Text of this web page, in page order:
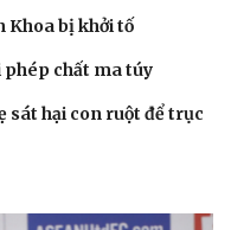
Khoa bị khởi tố
chất ma túy
sát hại con ruột để trục